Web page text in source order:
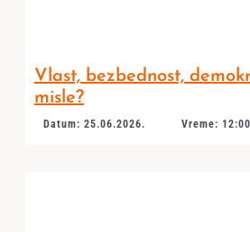
Vlast, bezbednost,
misle?
Datum: 25.06.2026. Vreme: 12:00